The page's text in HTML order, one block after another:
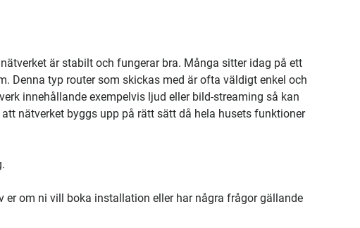
är stabilt och fungerar bra. Många sitter idag på ett
Denna typ router som skickas med är ofta väldigt enkel och
innehållande exempelvis ljud eller bild-streaming så kan
nätverket byggs upp på rätt sätt då hela husets funktioner
er om ni vill boka installation eller har några frågor gällande